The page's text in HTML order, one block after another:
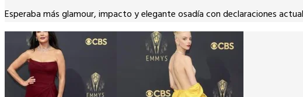
Copy
Esperaba más glamour, impacto y elegante osadía con declaraciones